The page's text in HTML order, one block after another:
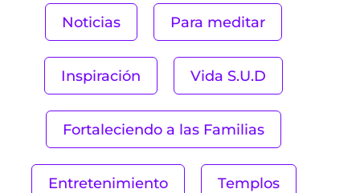
Noticias Para meditar
Inspiración Vida S.U.D
Fortaleciendo a las Familias
Entretenimiento Templos